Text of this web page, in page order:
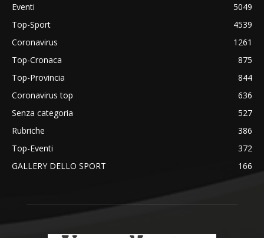
Eventi
5049
Top-Sport
4539
Coronavirus
1261
Top-Cronaca
875
Top-Provincia
844
Coronavirus top
636
Senza categoria
527
Rubriche
386
Top-Eventi
372
GALLERY DELLO SPORT
166